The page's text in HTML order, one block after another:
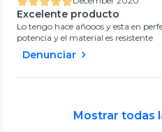
Excelente producto
Lo tengo hace añooos y esta en
potencia y el material es resistente
Denunciar
Mostrar todas